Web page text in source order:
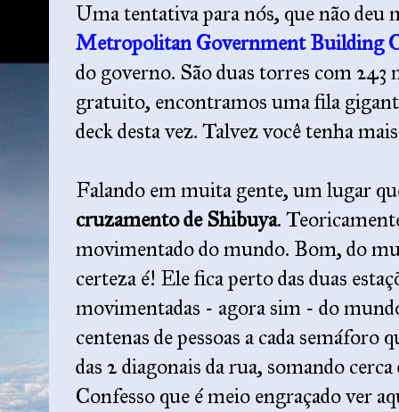
Uma tentativa para nós, que não
Metropolitan Government Building
do governo. São duas torres com 243
gratuito, encontramos uma fila
deck desta vez. Talvez você tenha
Falando em muita gente, um lugar
cruzamento de Shibuya.
movimentado do mundo. Bom, do
certeza é! Ele fica perto das duas
movimentadas - agora sim - do
centenas de pessoas a cada semáforo
das 2 diagonais da rua, somando
Confesso que é meio engraçado ver